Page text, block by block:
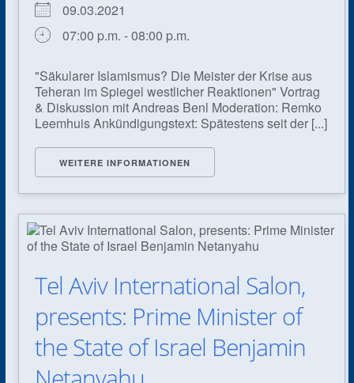
09.03.2021
07:00 p.m. - 08:00 p.m.
"Säkularer Islamismus? Die Meister der Krise aus
Teheran im Spiegel westlicher Reaktionen" Vortrag
& Diskussion mit Andreas Benl Moderation: Remko
Leemhuis Ankündigungstext: Spätestens seit der [...]
WEITERE INFORMATIONEN
Tel Aviv International Salon,
presents: Prime Minister of
the State of Israel Benjamin